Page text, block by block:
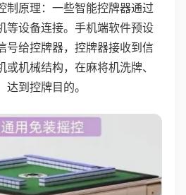
制原理：一些智能控牌器通过
等设备连接。手机端软件预设
号给控牌器，控牌器接收到信
机械结构，在麻将机洗牌、
到控牌目的。